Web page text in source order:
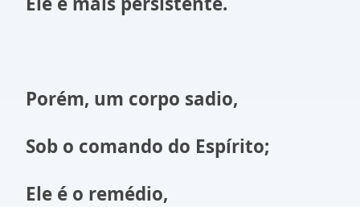
Porém, um corpo sadio,
Sob o comando do Espírito;
Ele é o remédio,